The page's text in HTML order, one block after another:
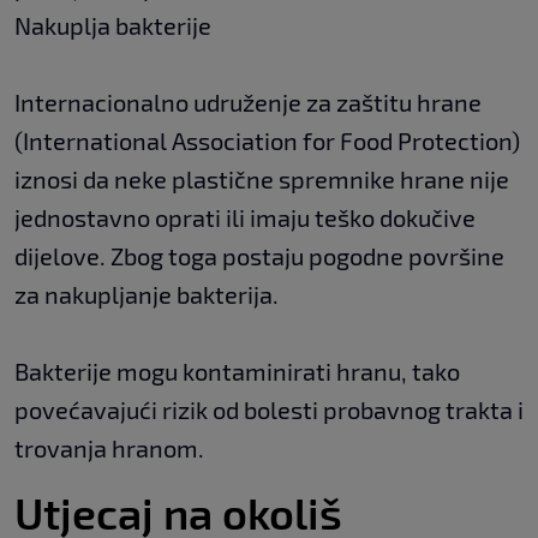
Nakuplja bakterije
Internacionalno udruženje za zaštitu hrane
(International Association for Food Protection)
iznosi da neke plastične spremnike hrane nije
jednostavno oprati ili imaju teško dokučive
dijelove. Zbog toga postaju pogodne površine
za nakupljanje bakterija.
Bakterije mogu kontaminirati hranu, tako
povećavajući rizik od bolesti probavnog trakta i
trovanja hranom.
Utjecaj na okoliš